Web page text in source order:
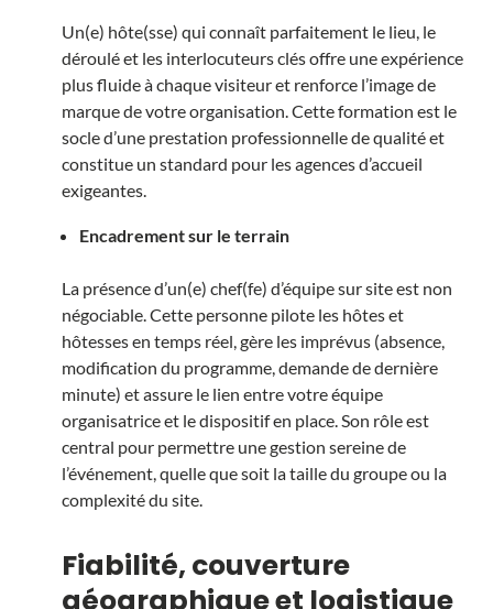
Un(e) hôte(sse) qui connaît parfaitement le lieu, le
déroulé et les interlocuteurs clés offre une expérience
plus fluide à chaque visiteur et renforce l’image de
marque de votre organisation. Cette formation est le
socle d’une prestation professionnelle de qualité et
constitue un standard pour les agences d’accueil
exigeantes.
Encadrement sur le terrain
La présence d’un(e) chef(fe) d’équipe sur site est non
négociable. Cette personne pilote les hôtes et
hôtesses en temps réel, gère les imprévus (absence,
modification du programme, demande de dernière
minute) et assure le lien entre votre équipe
organisatrice et le dispositif en place. Son rôle est
central pour permettre une gestion sereine de
l’événement, quelle que soit la taille du groupe ou la
complexité du site.
Fiabilité, couverture
géographique et logistique